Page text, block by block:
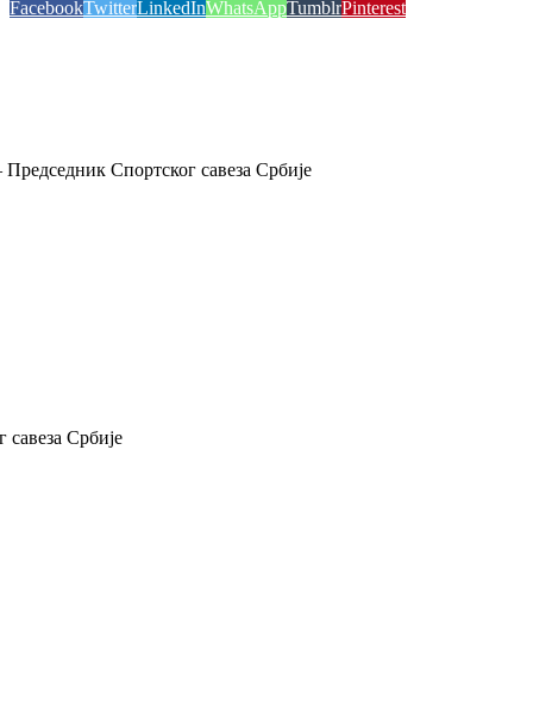
FacebookTwitterLinkedInWhatsAppTumblrPinterest
Спортског савеза Србије
савеза Србије